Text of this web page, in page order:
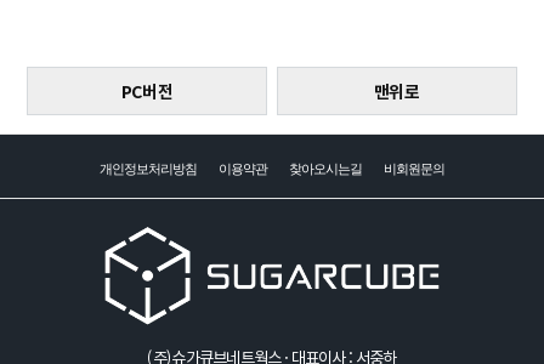
PC버전 맨위로
개인정보처리방침 이용약관 찾아오시는길 비회원문의
(주)슈가큐브네트웍스 · 대표이사 : 서중하